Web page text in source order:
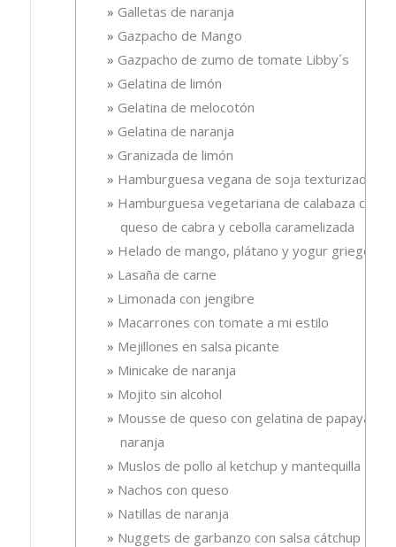
Galletas de naranja
Gazpacho de Mango
Gazpacho de zumo de tomate Libby´s
Gelatina de limón
Gelatina de melocotón
Gelatina de naranja
Granizada de limón
Hamburguesa vegana de soja texturizada
Hamburguesa vegetariana de calabaza con
queso de cabra y cebolla caramelizada
Helado de mango, plátano y yogur griego
Lasaña de carne
Limonada con jengibre
Macarrones con tomate a mi estilo
Mejillones en salsa picante
Minicake de naranja
Mojito sin alcohol
Mousse de queso con gelatina de papaya-
naranja
Muslos de pollo al ketchup y mantequilla
Nachos con queso
Natillas de naranja
Nuggets de garbanzo con salsa cátchup